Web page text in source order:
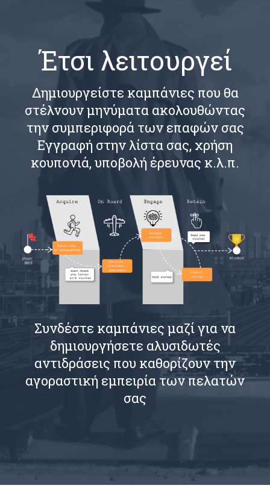
Έτσι λειτουργεί
Δημιουργείστε καμπάνιες που θα
στέλνουν μηνύματα ακολουθώντας
την συμπεριφορά των επαφών σας
Εγγραφή στην λίστα σας, χρήση
κουπονιά, υποβολή έρευνας κ.λ.π.
Συνδέστε καμπάνιες μαζί για να
δημιουργήσετε αλυσιδωτές
αντιδράσεις που καθορίζουν την
αγοραστική εμπειρία των πελατών
σας